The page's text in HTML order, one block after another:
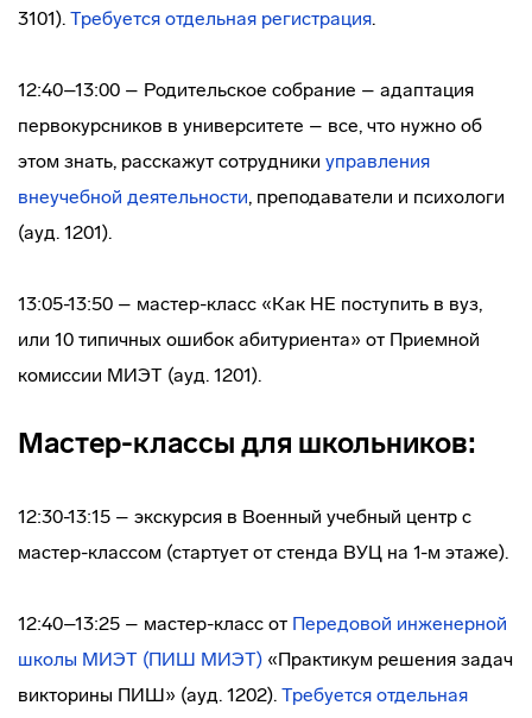
3101). Требуется отдельная регистрация.
12:40–13:00 – Родительское собрание – адаптация
первокурсников в университете – все, что нужно об
этом знать, расскажут сотрудники управления
внеучебной деятельности, преподаватели и психологи
(ауд. 1201).
13:05-13:50 – мастер-класс «Как НЕ поступить в вуз,
или 10 типичных ошибок абитуриента» от Приемной
комиссии МИЭТ (ауд. 1201).
Мастер-классы для школьников:
12:30-13:15 – экскурсия в Военный учебный центр с
мастер-классом (стартует от стенда ВУЦ на 1-м этаже).
12:40–13:25 – мастер-класс от Передовой инженерной
школы МИЭТ (ПИШ МИЭТ) «Практикум решения задач
викторины ПИШ» (ауд. 1202). Требуется отдельная